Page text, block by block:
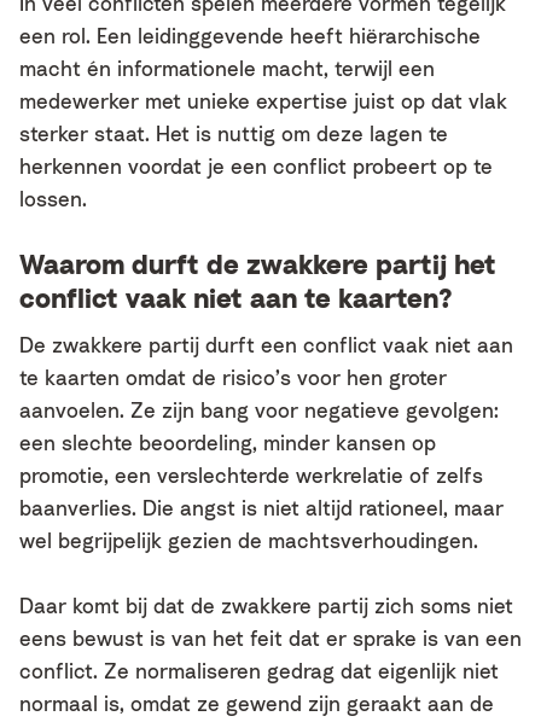
een rol. Een leidinggevende heeft hiërarchische
macht én informationele macht, terwijl een
medewerker met unieke expertise juist op dat vlak
sterker staat. Het is nuttig om deze lagen te
herkennen voordat je een conflict probeert op te
lossen.
Waarom durft de zwakkere partij het
conflict vaak niet aan te kaarten?
De zwakkere partij durft een conflict vaak niet aan
te kaarten omdat de risico’s voor hen groter
aanvoelen. Ze zijn bang voor negatieve gevolgen:
een slechte beoordeling, minder kansen op
promotie, een verslechterde werkrelatie of zelfs
baanverlies. Die angst is niet altijd rationeel, maar
wel begrijpelijk gezien de machtsverhoudingen.
Daar komt bij dat de zwakkere partij zich soms niet
eens bewust is van het feit dat er sprake is van een
conflict. Ze normaliseren gedrag dat eigenlijk niet
normaal is, omdat ze gewend zijn geraakt aan de